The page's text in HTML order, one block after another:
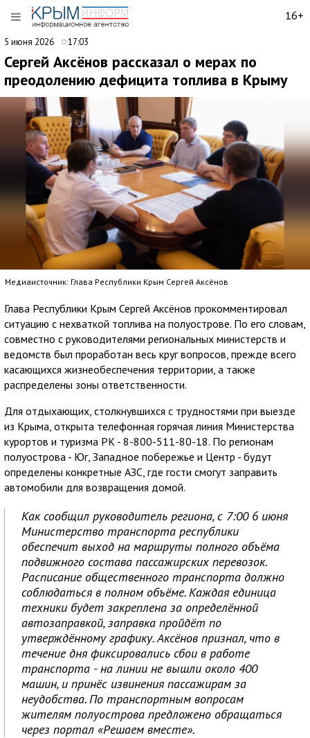
16+
5 июня 2026 17:03
Сергей Аксёнов рассказал о мерах по
преодолению дефицита топлива в Крыму
Медиаисточник: Глава Республики Крым Сергей Аксёнов
Глава Республики Крым Сергей Аксёнов прокомментировал
ситуацию с нехваткой топлива на полуострове. По его словам,
совместно с руководителями региональных министерств и
ведомств был проработан весь круг вопросов, прежде всего
касающихся жизнеобеспечения территории, а также
распределены зоны ответственности.
Для отдыхающих, столкнувшихся с трудностями при выезде
из Крыма, открыта телефонная горячая линия Министерства
курортов и туризма РК - 8-800-511-80-18. По регионам
полуострова - Юг, Западное побережье и Центр - будут
определены конкретные АЗС, где гости смогут заправить
автомобили для возвращения домой.
Как сообщил руководитель региона, с 7:00 6 июня
Министерство транспорта республики
обеспечит выход на маршруты полного объёма
подвижного состава пассажирских перевозок.
Расписание общественного транспорта должно
соблюдаться в полном объёме. Каждая единица
техники будет закреплена за определённой
автозаправкой, заправка пройдёт по
утверждённому графику. Аксёнов признал, что в
течение дня фиксировались сбои в работе
транспорта - на линии не вышли около 400
машин, и принёс извинения пассажирам за
неудобства. По транспортным вопросам
жителям полуострова предложено обращаться
через портал «Решаем вместе».